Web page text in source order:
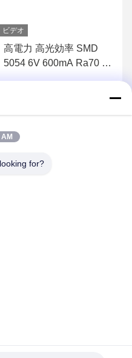
ビデオ
高電力 高光効率 SMD
5054 6V 600mA Ra70 ホ
for?